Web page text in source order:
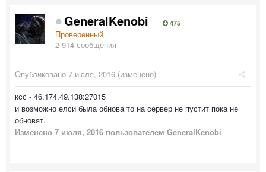
GeneralKenobi 475
Проверенный
2 914 сообщения
Опубликовано 7 июля, 2016 (изменено)
ксс - 46.174.49.138:27015
и возможно елси была обнова то на сервер не пустит пока не
обновят.
Изменено 7 июля, 2016 пользователем GeneralKenobi